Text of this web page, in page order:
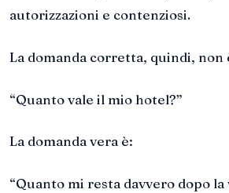
autorizzazioni e contenziosi.
La domanda corretta, quindi, non
“Quanto vale il mio hotel?”
La domanda vera è:
“Quanto mi resta davvero dopo la